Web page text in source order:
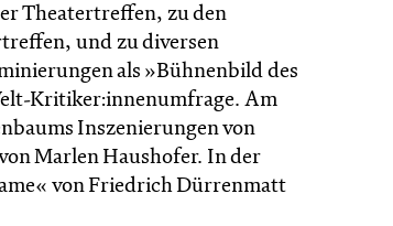
Theatertreffen, zu den
und zu diversen
als »Bühnenbild des
Kritiker:innenumfrage. Am
Inszenierungen von
Marlen Haushofer. In der
von Friedrich Dürrenmatt